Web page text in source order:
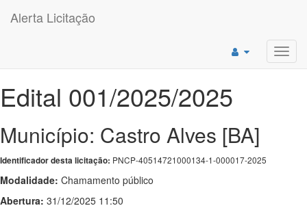
Alerta Licitação
Edital 001/2025/2025
Município: Castro Alves [BA]
Identificador desta licitação: PNCP-40514721000134-1-000017-2025
Modalidade: Chamamento público
Abertura: 31/12/2025 11:50